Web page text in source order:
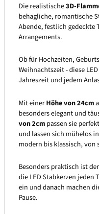
Die realistische3D-
behagliche, romantische
Abende, festlich gedeckte
Arrangements.
Ob für Hochzeiten,
Weihnachtszeit - diese
Jahreszeit und jedem
Mit einerHöhe von 24cm
besonders elegant und
von 2cmpassen sie
und lassen sich mühelos
modern bis klassisch,
Besonders praktisch ist
die LED Stabkerzen jeden
ein und danach machen
Pause.